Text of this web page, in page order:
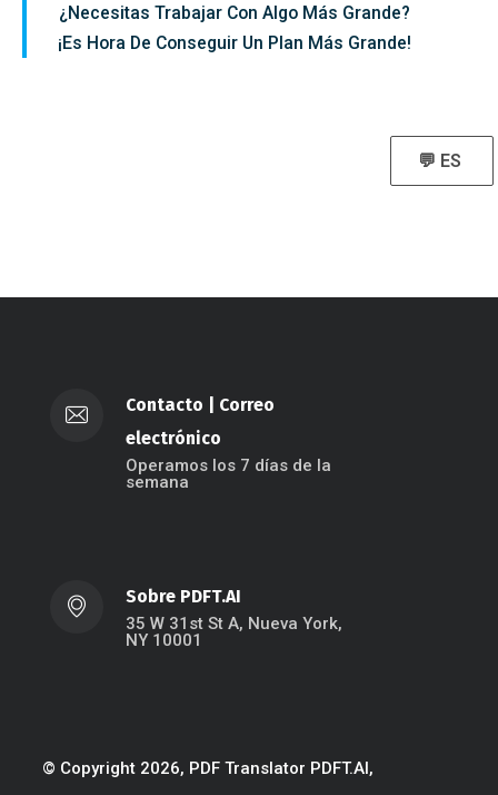
¿Necesitas Trabajar Con Algo Más Grande?
¡Es Hora De Conseguir Un Plan Más Grande!
💬 ES
Contacto
Correo
electrónico
Operamos los 7 días de la
semana
Sobre PDFT.AI
35 W 31st St A, Nueva York,
NY 10001
© Copyright 2026, PDF Translator PDFT.AI,